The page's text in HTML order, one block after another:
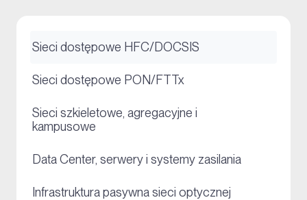
Sieci dostępowe HFC/DOCSIS
Sieci dostępowe PON/FTTx
Sieci szkieletowe, agregacyjne i
kampusowe
Data Center, serwery i systemy zasilania
Infrastruktura pasywna sieci optycznej